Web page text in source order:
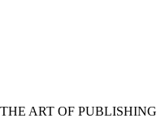
ART OF PUBLISHING